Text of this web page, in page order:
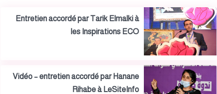
Entretien accordé par Tarik Elmalki à
les Inspirations ECO
Vidéo – entretien accordé par Hanane
Rihabe à LeSiteInfo